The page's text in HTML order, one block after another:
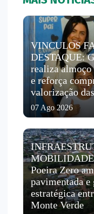
VINCULOS
DESTAQUE:
realiza almoço
e reforça
valorização
07 Ago 2026
Poeira Zero
pavimentada
estratégica
Monte Verde